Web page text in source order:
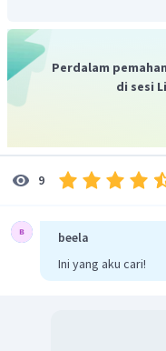
Berdasarkan hitungan
adalah sebesar 14
Perdalam
di sesi
9
beela
Ini yang aku cari!